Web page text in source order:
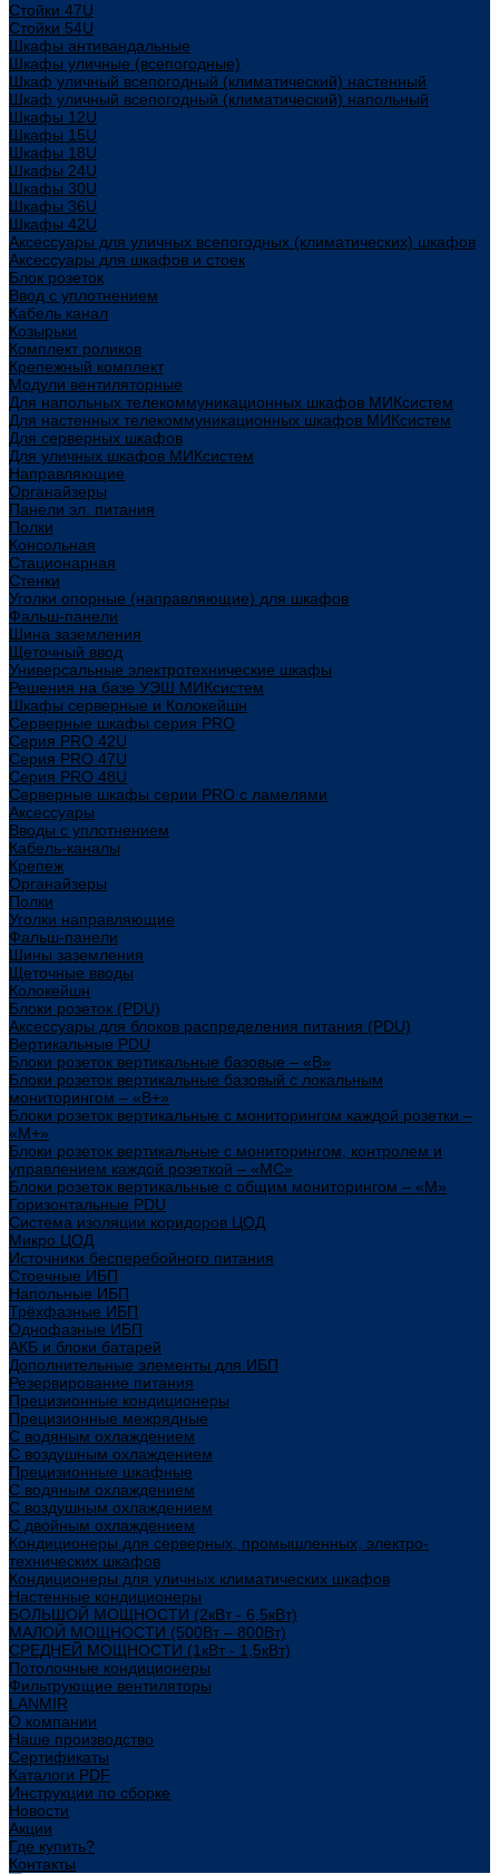
Стойки 47U
Стойки 54U
Шкафы антивандальные
Шкафы уличные (всепогодные)
Шкаф уличный всепогодный (климатический) настенный
Шкаф уличный всепогодный (климатический) напольный
Шкафы 12U
Шкафы 15U
Шкафы 18U
Шкафы 24U
Шкафы 30U
Шкафы 36U
Шкафы 42U
Аксессуары для уличных всепогодных (климатических) шкафов
Аксессуары для шкафов и стоек
Блок розеток
Ввод с уплотнением
Кабель канал
Козырьки
Комплект роликов
Крепежный комплект
Модули вентиляторные
Для напольных телекоммуникационных шкафов МИКсистем
Для настенных телекоммуникационных шкафов МИКсистем
Для серверных шкафов
Для уличных шкафов МИКсистем
Направляющие
Органайзеры
Панели эл. питания
Полки
Консольная
Стационарная
Стенки
Уголки опорные (направляющие) для шкафов
Фальш-панели
Шина заземления
Щеточный ввод
Универсальные электротехнические шкафы
Решения на базе УЭШ МИКсистем
Шкафы серверные и Колокейшн
Серверные шкафы серия PRO
Серия PRO 42U
Серия PRO 47U
Серия PRO 48U
Серверные шкафы серии PRO с ламелями
Аксессуары
Вводы с уплотнением
Кабель-каналы
Крепеж
Органайзеры
Полки
Уголки направляющие
Фальш-панели
Шины заземления
Щеточные вводы
Колокейшн
Блоки розеток (PDU)
Аксессуары для блоков распределения питания (PDU)
Вертикальные PDU
Блоки розеток вертикальные базовые – «В»
Блоки розеток вертикальные базовый с локальным
мониторингом – «В+»
Блоки розеток вертикальные с мониторингом каждой розетки –
«М+»
Блоки розеток вертикальные с мониторингом, контролем и
управлением каждой розеткой – «МС»
Блоки розеток вертикальные с общим мониторингом – «М»
Горизонтальные PDU
Система изоляции коридоров ЦОД
Микро ЦОД
Источники бесперебойного питания
Стоечные ИБП
Напольные ИБП
Трёхфазные ИБП
Однофазные ИБП
АКБ и блоки батарей
Дополнительные элементы для ИБП
Резервирование питания
Прецизионные кондиционеры
Прецизионные межрядные
С водяным охлаждением
С воздушным охлаждением
Прецизионные шкафные
С водяным охлаждением
С воздушным охлаждением
С двойным охлаждением
Кондиционеры для серверных, промышленных, электро-
технических шкафов
Кондиционеры для уличных климатических шкафов
Настенные кондиционеры
БОЛЬШОЙ МОЩНОСТИ (2кВт - 6,5кВт)
МАЛОЙ МОЩНОСТИ (500Вт – 800Вт)
СРЕДНЕЙ МОЩНОСТИ (1кВт - 1,5кВт)
Потолочные кондиционеры
Фильтрующие вентиляторы
LANMIR
О компании
Наше производство
Сертификаты
Каталоги PDF
Инструкции по сборке
Новости
Акции
Где купить?
Контакты